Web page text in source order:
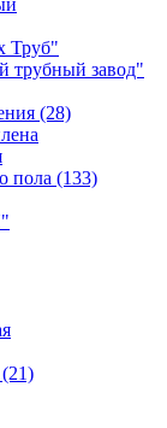
Труб"
трубный завод"
(28)
пола (133)
(21)